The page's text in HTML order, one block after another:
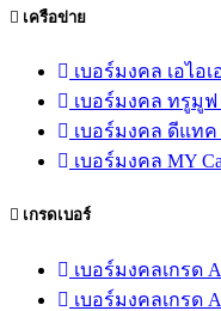
เครือข่าย
เบอร์มงคล เอไอเ
เบอร์มงคล ทรูมูฟ
เบอร์มงคล ดีแทค
เบอร์มงคล MY
เกรดเบอร์
เบอร์มงคลเกรด
เบอร์มงคลเกรด